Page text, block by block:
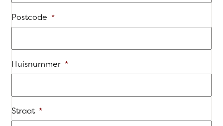
Postcode *
Huisnummer *
Straat *